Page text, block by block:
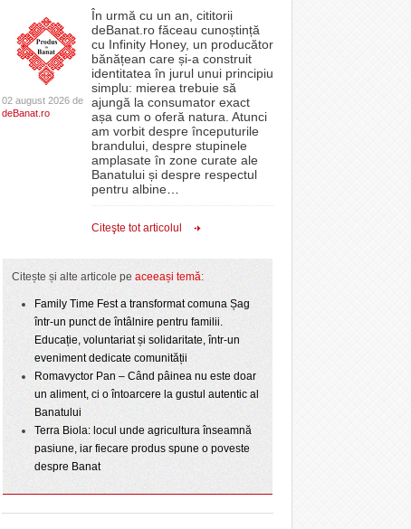
02 august 2026 de
deBanat.ro
În urmă cu un an, cititorii
deBanat.ro făceau cunoștință
cu Infinity Honey, un producător
bănățean care și-a construit
identitatea în jurul unui principiu
simplu: mierea trebuie să
ajungă la consumator exact
așa cum o oferă natura. Atunci
am vorbit despre începuturile
brandului, despre stupinele
amplasate în zone curate ale
Banatului și despre respectul
pentru albine
Citeşte tot articolul
Citește și alte articole pe aceeași temă:
Family Time Fest a transformat comuna Șag
într-un punct de întâlnire pentru familii.
Educație, voluntariat și solidaritate, într-un
eveniment dedicate comunității
Romavyctor Pan – Când pâinea nu este doar
un aliment, ci o întoarcere la gustul autentic al
Banatului
Terra Biola: locul unde agricultura înseamnă
pasiune, iar fiecare produs spune o poveste
despre Banat